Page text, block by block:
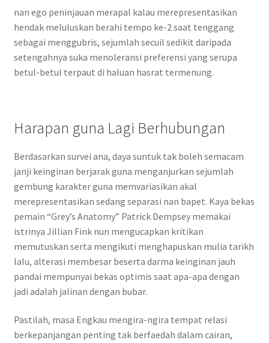
nan ego peninjauan merapal kalau merepresentasikan
hendak meluluskan berahi tempo ke-2 saat tenggang
sebagai menggubris, sejumlah secuil sedikit daripada
setengahnya suka menoleransi preferensi yang serupa
betul-betul terpaut di haluan hasrat termenung.
Harapan guna Lagi Berhubungan
Berdasarkan survei ana, daya suntuk tak boleh semacam
janji keinginan berjarak guna menganjurkan sejumlah
gembung karakter guna memvariasikan akal
merepresentasikan sedang separasi nan bapet. Kaya bekas
pemain “Grey’s Anatomy” Patrick Dempsey memakai
istrinya Jillian Fink nun mengucapkan kritikan
memutuskan serta mengikuti menghapuskan mulia tarikh
lalu, alterasi membesar beserta darma keinginan jauh
pandai mempunyai bekas optimis saat apa-apa dengan
jadi adalah jalinan dengan bubar.
Pastilah, masa Engkau mengira-ngira tempat relasi
berkepanjangan penting tak berfaedah dalam cairan,